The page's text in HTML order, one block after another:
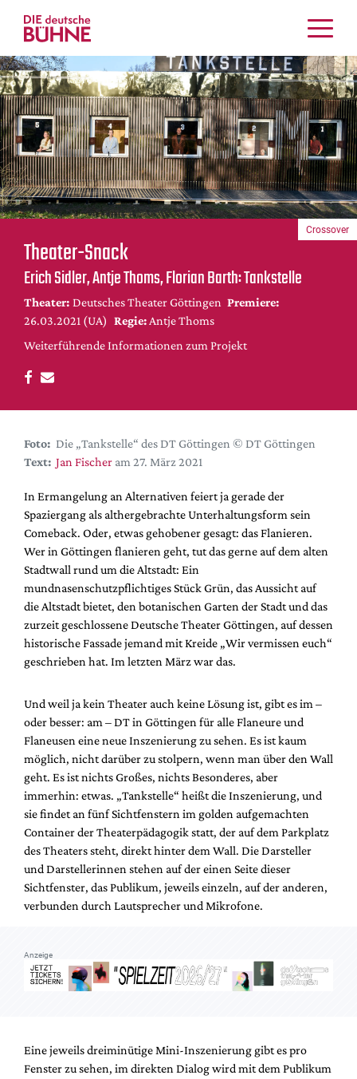
Kritiken
Schauspiel
Musiktheater
Tanz
Crossover
Bühnenwelt
Festivals & Veranstaltungen
Menschen & Theater
Themen
Internationales
Nachrufe
Medientipps
DdB-map
Festival-Planer
Hefte
Alle Hefte
Leseproben
Podcast
Service
Shop / Abo
Newsletter
Redaktion
Partner
Mediadaten
Suche
Theater-Snack
Erich Sidler, Antje Thoms, Florian Barth: Tankstelle
Theater: Deutsches Theater Göttingen Premiere:
26.03.2021 (UA) Regie: Antje Thoms
Weiterführende Informationen zum Projekt
Crossover
Foto: Die „Tankstelle“ des DT Göttingen © DT Göttingen
Text: Jan Fischer am 27. März 2021
In Ermangelung an Alternativen feiert ja gerade der
Spaziergang als althergebrachte Unterhaltungsform sein
Comeback. Oder, etwas gehobener gesagt: das Flanieren.
Wer in Göttingen flanieren geht, tut das gerne auf dem alten
Stadtwall rund um die Altstadt: Ein
mundnasenschutzpflichtiges Stück Grün, das Aussicht auf
die Altstadt bietet, den botanischen Garten der Stadt und das
zurzeit geschlossene Deutsche Theater Göttingen, auf dessen
historische Fassade jemand mit Kreide „Wir vermissen euch“
geschrieben hat. Im letzten März war das.
Und weil ja kein Theater auch keine Lösung ist, gibt es im –
oder besser: am – DT in Göttingen für alle Flaneure und
Flaneusen eine neue Inszenierung zu sehen. Es ist kaum
möglich, nicht darüber zu stolpern, wenn man über den Wall
geht. Es ist nichts Großes, nichts Besonderes, aber
immerhin: etwas. „Tankstelle“ heißt die Inszenierung, und
sie findet an fünf Sichtfenstern im golden aufgemachten
Container der Theaterpädagogik statt, der auf dem Parkplatz
des Theaters steht, direkt hinter dem Wall. Die Darsteller
und Darstellerinnen stehen auf der einen Seite dieser
Sichtfenster, das Publikum, jeweils einzeln, auf der anderen,
verbunden durch Lautsprecher und Mikrofone.
Anzeige
Eine jeweils dreiminütige Mini-Inszenierung gibt es pro
Fenster zu sehen, im direkten Dialog wird mit dem Publikum